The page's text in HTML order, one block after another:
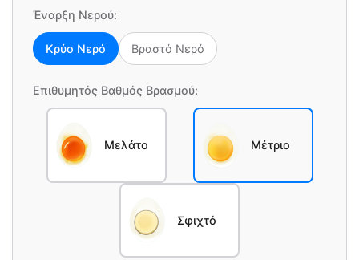
Έναρξη Νερού:
Κρύο Νερό Βραστό Νερό
Επιθυμητός Βαθμός Βρασμού:
Μελάτο Μέτριο
Σφιχτό